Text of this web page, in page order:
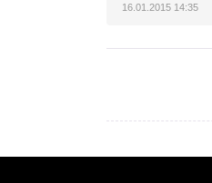
16.01.2015 14:35